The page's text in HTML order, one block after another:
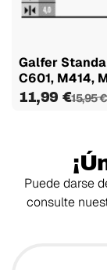
Galfer
C601, M414,
11,99 €15,95 €
Puede darse
consulte